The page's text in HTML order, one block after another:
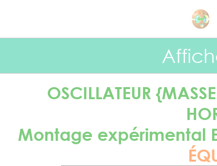
OSCILLATEUR
Montage expérimental